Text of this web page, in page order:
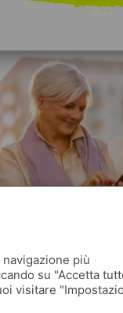
più
su "Accetta
visitare